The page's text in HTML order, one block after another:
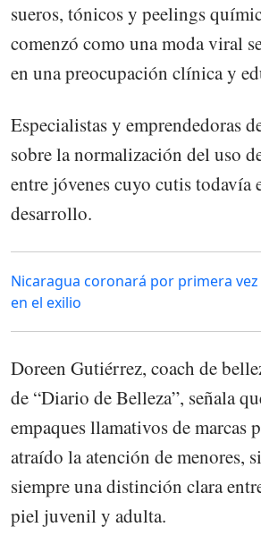
sueros, tónicos y peelings
comenzó como una moda viral
en una preocupación clínica y
Especialistas y emprendedoras
sobre la normalización del uso
entre jóvenes cuyo cutis todavía
desarrollo.
Nicaragua coronará por primera
en el exilio
Doreen Gutiérrez, coach de
de “Diario de Belleza”, señala
empaques llamativos de marcas
atraído la atención de menores,
siempre una distinción clara
piel juvenil y adulta.